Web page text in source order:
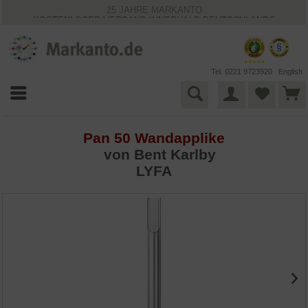
25 JAHRE MARKANTO
KOSTENLOSER VERSAND INNERHALB DEUTSCHLANDS
VIELFÄLTIGE ZAHLUNGSMÖGLICHKEITEN
BESTPRICE-GARANTIE
Tel. 0221 9723920 English
Pan 50 Wandapplike
von Bent Karlby
LYFA